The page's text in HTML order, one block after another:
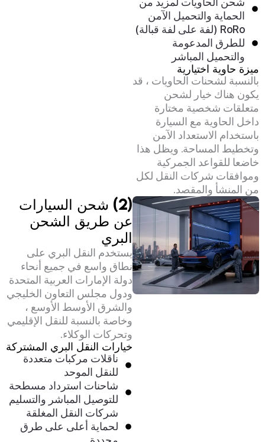
الحماية والتحميل الآمن
RoRo (لفة على لفة قبالة)
للطرق المدعومة
والتحميل المباشر
ميزة حاوية اختيارية
بالنسبة لشحنات الحاويات ، قد
يكون هناك خيار لشحن
متعلقات شخصية مختارة
داخل الحاوية مع السيارة
باستخدام الاستعداد الآمن
وتخطيط المساحة. ويظل هذا
خاضعا للقواعد الجمركية
وموافقات شركات النقل لكل
من المنشأ والمقصد.
(2) شحن السيارات
عن طريق الشحن
البري
يستخدم النقل البري على
نطاق واسع في جميع أنحاء
دولة الإمارات العربية المتحدة
ودول مجلس التعاون الخليجي
والشرق الأوسط الأوسع ،
وخاصة بالنسبة للنقل الإقليمي
وتحركات الوكلاء.
خيارات النقل البري المشتركة
ناقلات مركبات متعددة
للنقل الموحد
شاحنات استرداد مسطحة
للتوصيل المباشر والتسليم
شركات النقل المغلقة
لحماية أعلى على طرق